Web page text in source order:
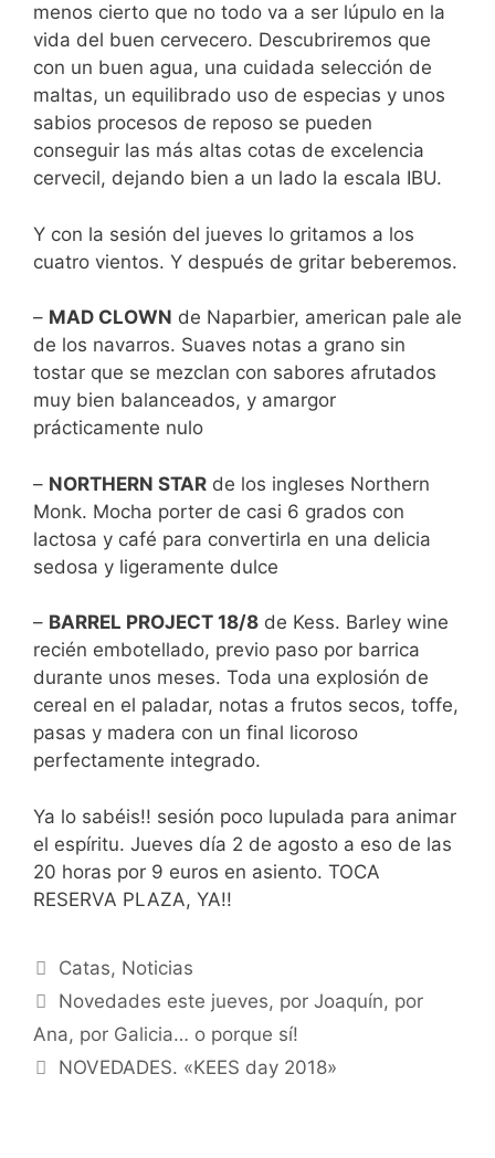
menos cierto que no todo va a ser lúpulo en la
vida del buen cervecero. Descubriremos que
con un buen agua, una cuidada selección de
maltas, un equilibrado uso de especias y unos
sabios procesos de reposo se pueden
conseguir las más altas cotas de excelencia
cervecil, dejando bien a un lado la escala IBU.
Y con la sesión del jueves lo gritamos a los
cuatro vientos. Y después de gritar beberemos.
– MAD CLOWN de Naparbier, american pale ale
de los navarros. Suaves notas a grano sin
tostar que se mezclan con sabores afrutados
muy bien balanceados, y amargor
prácticamente nulo
– NORTHERN STAR de los ingleses Northern
Monk. Mocha porter de casi 6 grados con
lactosa y café para convertirla en una delicia
sedosa y ligeramente dulce
– BARREL PROJECT 18/8 de Kess. Barley wine
recién embotellado, previo paso por barrica
durante unos meses. Toda una explosión de
cereal en el paladar, notas a frutos secos, toffe,
pasas y madera con un final licoroso
perfectamente integrado.
Ya lo sabéis!! sesión poco lupulada para animar
el espíritu. Jueves día 2 de agosto a eso de las
20 horas por 9 euros en asiento. TOCA
RESERVA PLAZA, YA!!
Categorías
Catas, Noticias
Novedades este jueves, por Joaquín, por
Ana, por Galicia… o porque sí!
NOVEDADES. «KEES day 2018»